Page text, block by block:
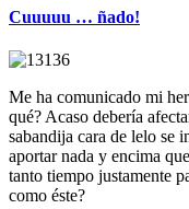
Cuuuuu … ñado!
Me ha comunicado mi
qué? Acaso debería
sabandija cara de lelo se
aportar nada y encima
tanto tiempo justamente
como éste?